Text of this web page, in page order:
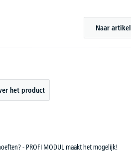
Naar artikel
het product
- PROFI MODUL maakt het mogelijk!